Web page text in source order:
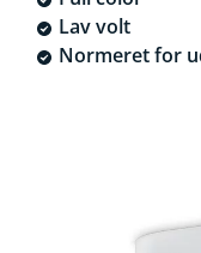
Lav volt
Normeret for